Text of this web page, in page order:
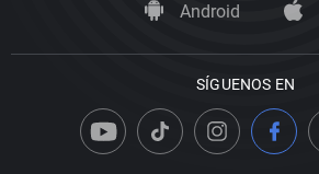
Android
SÍGUENOS EN